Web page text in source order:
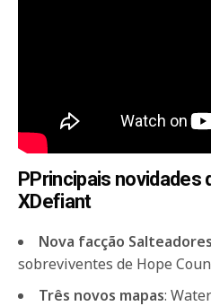
PPrincipais novidades
XDefiant
Nova facção Salteadores
sobreviventes de Hope
Três novos mapas: